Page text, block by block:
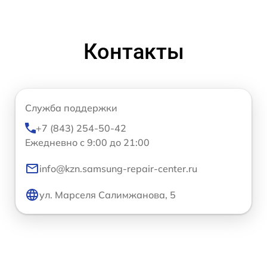
Контакты
Служба поддержки
+7 (843) 254-50-42
Ежедневно с 9:00 до 21:00
info@kzn.samsung-repair-center.ru
ул. Марселя Салимжанова, 5